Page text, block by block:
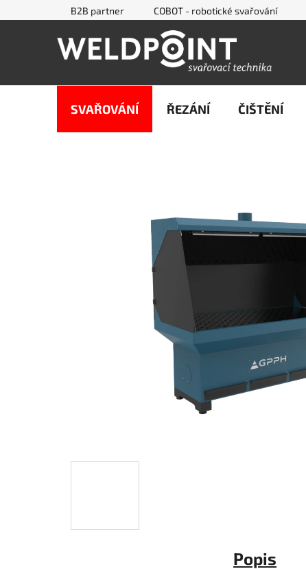
na
B2B partner COBOT - robotické svařování
SVAŘOVÁNÍ ŘEZÁNÍ ČIŠTĚNÍ
Popis